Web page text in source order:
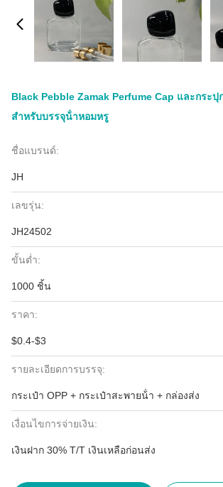
Black Pebble Zamak Perfume Cap และกระปุ
สําหรับบรรจุน้ําหอมหรู
ชื่อแบรนด์:
JH
เลขรุ่น:
JH24502
ขั้นต่ำ:
1000 ชิ้น
ราคา:
$0.4-$3
รายละเอียดการบรรจุ:
กระเป๋า OPP + กระเป๋าสะพายน้ํา + กล่องส่ง
เงื่อนไขการจ่ายเงิน:
เงินฝาก 30% T/T เงินเหลือก่อนส่ง